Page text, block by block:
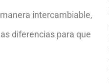
intercambiable,
diferencias para que